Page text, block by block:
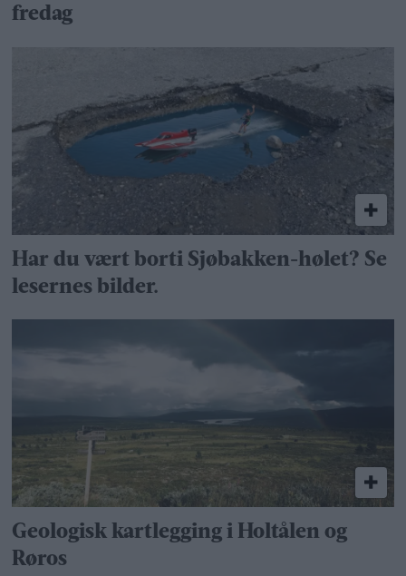
fredag
Har du vært borti Sjøbakken-hølet? Se
lesernes bilder.
Geologisk kartlegging i Holtålen og
Røros